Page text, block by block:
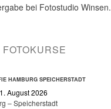
bei Fotostudio Winsen.
HAMBURG SPEICHERSTADT
August 2026
– Speicherstadt